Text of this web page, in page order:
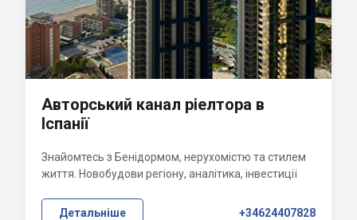
Авторський канал ріелтора в
Іспанії
Знайомтесь з Бенідормом, нерухомістю та стилем
життя. Новобудови регіону, аналітика, інвестиції
Детальніше +34624407828